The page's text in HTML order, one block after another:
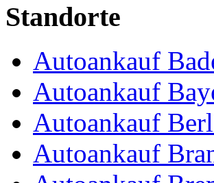
Standorte
Autoankauf
Autoankauf
Autoankauf
Autoankauf